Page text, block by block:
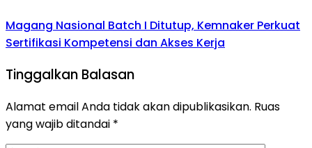
Magang Nasional Batch I Ditutup, Kemnaker Perkuat
Sertifikasi Kompetensi dan Akses Kerja
Tinggalkan Balasan
Alamat email Anda tidak akan dipublikasikan. Ruas
yang wajib ditandai *